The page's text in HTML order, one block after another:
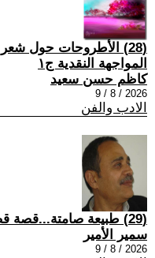
(28) الأطروحات حول
المواجهة النقدية ج١
كاظم حسن سعيد
2026 / 8 / 9
الادب والفن
(29) طبيعة صامتة...قصة قصيرة
سمير الأمير
2026 / 8 / 9